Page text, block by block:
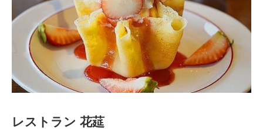
レストラン 花莚